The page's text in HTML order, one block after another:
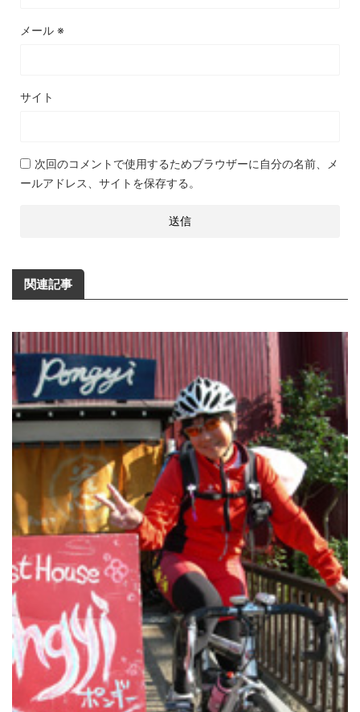
メール ※
サイト
次回のコメントで使用するためブラウザーに自分の名前、メ
ールアドレス、サイトを保存する。
関連記事